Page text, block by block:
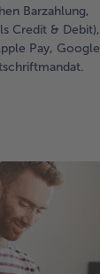
Barzahlung,
Credit & Debit),
Pay, Google